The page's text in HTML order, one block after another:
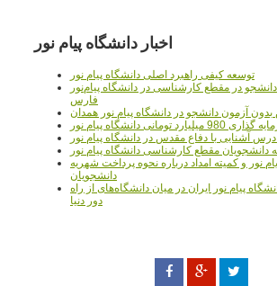
اخبار دانشگاه پیام نور
توسعه کیفی راهبرد اصلی دانشگاه پیام نور
در مقطع کارشناسی در دانشگاه پیام‌نور
فارس
آزمون دانشجو در دانشگاه پیام نور همدان
980 میلیارد تومانی دانشگاه پیام نور
درس آشنایی با دفاع مقدس در دانشگاه پیام نور
مقطع کارشناسی دانشگاه پیام نور
نور و کمیته امداد درباره نحوه پرداخت شهریه
دانشجویان
پیام نور ایران در میان دانشگاه‌های از راه
دور دنیا